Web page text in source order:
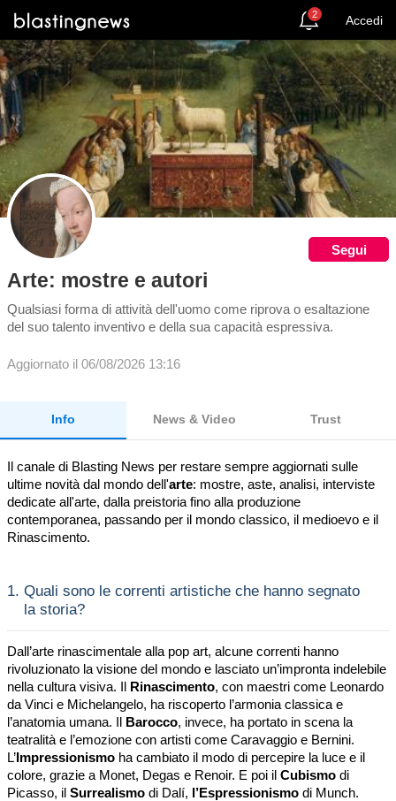
2 Accedi
Segui
Arte: mostre e autori
Qualsiasi forma di attività dell'uomo come riprova o esaltazione
del suo talento inventivo e della sua capacità espressiva.
Aggiornato il 06/08/2026 13:16
Info News & Video Trust
Il canale di Blasting News per restare sempre aggiornati sulle
ultime novità dal mondo dell'arte: mostre, aste, analisi, interviste
dedicate all'arte, dalla preistoria fino alla produzione
contemporanea, passando per il mondo classico, il medioevo e il
Rinascimento.
1. Quali sono le correnti artistiche che hanno segnato
la storia?
Dall’arte rinascimentale alla pop art, alcune correnti hanno
rivoluzionato la visione del mondo e lasciato un’impronta indelebile
nella cultura visiva. Il Rinascimento, con maestri come Leonardo
da Vinci e Michelangelo, ha riscoperto l’armonia classica e
l’anatomia umana. Il Barocco, invece, ha portato in scena la
teatralità e l’emozione con artisti come Caravaggio e Bernini.
L’Impressionismo ha cambiato il modo di percepire la luce e il
colore, grazie a Monet, Degas e Renoir. E poi il Cubismo di
Picasso, il Surrealismo di Dalí, l’Espressionismo di Munch.